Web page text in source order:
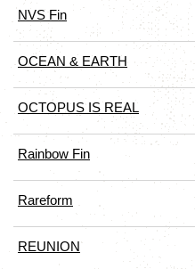
NVS Fin
OCEAN & EARTH
OCTOPUS IS REAL
Rainbow Fin
Rareform
REUNION